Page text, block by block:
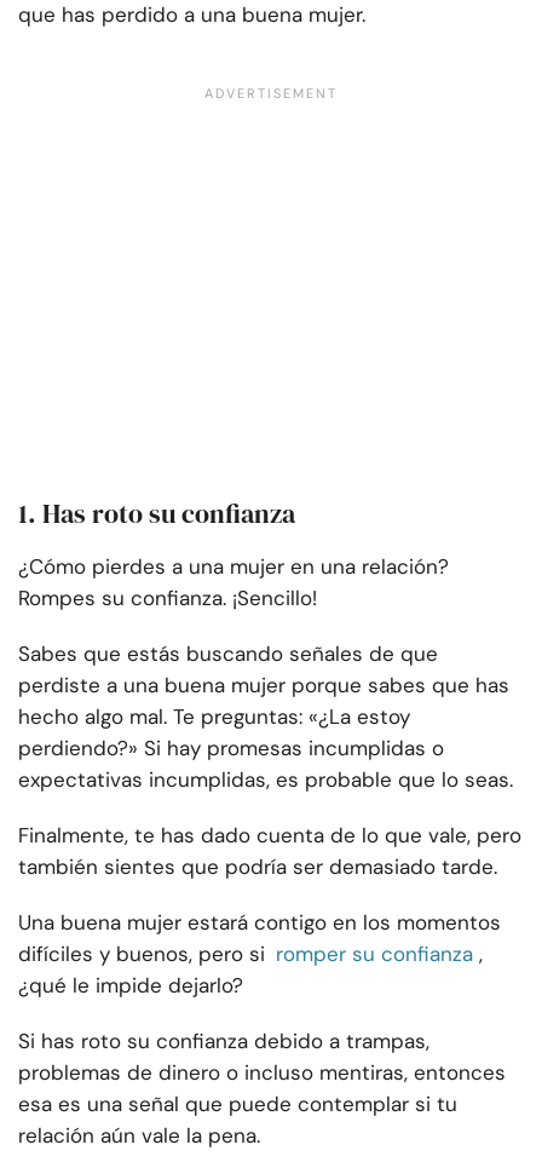
que has perdido a una buena mujer.
1. Has roto su confianza
¿Cómo pierdes a una mujer en una relación?
Rompes su confianza. ¡Sencillo!
Sabes que estás buscando señales de que
perdiste a una buena mujer porque sabes que has
hecho algo mal. Te preguntas: «¿La estoy
perdiendo?» Si hay promesas incumplidas o
expectativas incumplidas, es probable que lo seas.
Finalmente, te has dado cuenta de lo que vale, pero
también sientes que podría ser demasiado tarde.
Una buena mujer estará contigo en los momentos
difíciles y buenos, pero si romper su confianza ,
¿qué le impide dejarlo?
Si has roto su confianza debido a trampas,
problemas de dinero o incluso mentiras, entonces
esa es una señal que puede contemplar si tu
relación aún vale la pena.